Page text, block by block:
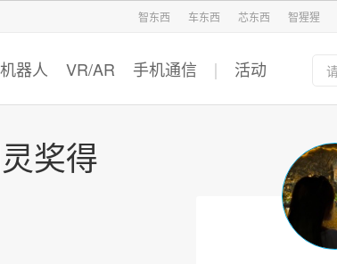
智东西 车东西 芯东西 智猩猩
机器人 VR/AR 手机通信 活动
奖得